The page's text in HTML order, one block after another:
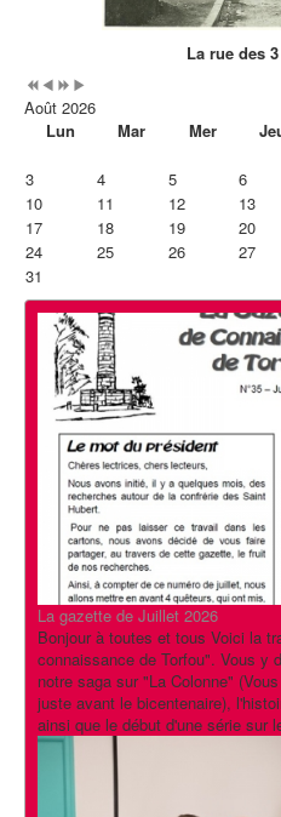
La rue des
Août 2026
Lun
Mar Mer
3
4 5 6
10
11 12 13
17
18 19 20
24
25 26 27
31
La gazette de Juillet 2026
Bonjour à toutes et tous Voici la
connaissance de Torfou". Vous y
notre saga sur "La Colonne"
juste avant le bicentenaire),
ainsi que le début d'une série sur